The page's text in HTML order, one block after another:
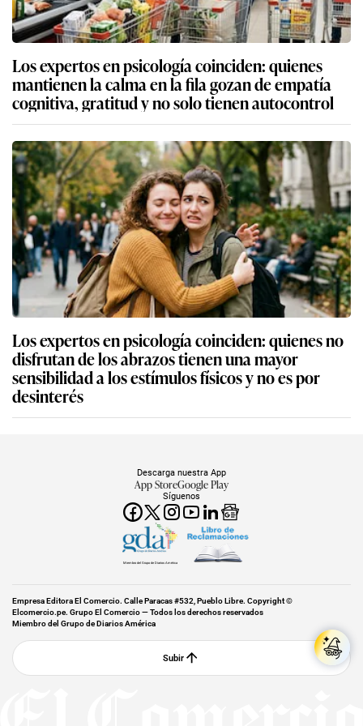
Los expertos en psicología coinciden: quienes
mantienen la calma en la fila gozan de empatía
cognitiva, gratitud y no solo tienen autocontrol
Los expertos en psicología coinciden: quienes no
disfrutan de los abrazos tienen una mayor
sensibilidad a los estímulos físicos y no es por
desinterés
Síguenos
Descarga nuestra App
App StoreGoogle Play
Miembro del Grupo de Diarios América
Empresa Editora El Comercio. Calle Paracas #532, Pueblo Libre. Copyright ©
Elcomercio.pe. Grupo El Comercio — Todos los derechos reservados
Miembro del Grupo de Diarios América
Subir